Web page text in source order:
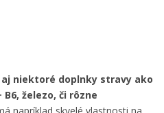
niektoré doplnky stravy ako
železo, či rôzne
napríklad skvelé vlastnosti na